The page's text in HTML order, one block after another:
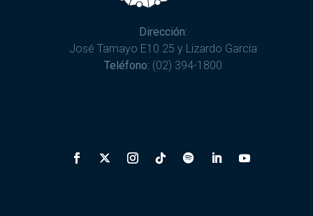
Dirección:
José Tamayo E10 25 y Lizardo García
Teléfono: (02) 394-1800